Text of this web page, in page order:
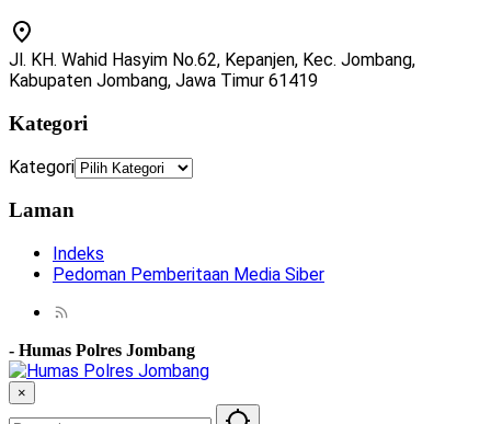
Jl. KH. Wahid Hasyim No.62, Kepanjen, Kec. Jombang,
Kabupaten Jombang, Jawa Timur 61419
Kategori
Kategori
Laman
Indeks
Pedoman Pemberitaan Media Siber
- Humas Polres Jombang
×